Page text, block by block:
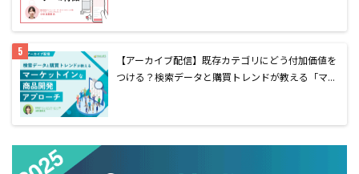
【アーカイブ配信】既存カテゴリにどう付加価値を
つける？検索データと購買トレンドが教える「マ...